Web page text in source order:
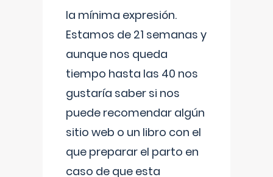
la mínima expresión.
Estamos de 21 semanas y
aunque nos queda
tiempo hasta las 40 nos
gustaría saber si nos
puede recomendar algún
sitio web o un libro con el
que preparar el parto en
caso de que esta